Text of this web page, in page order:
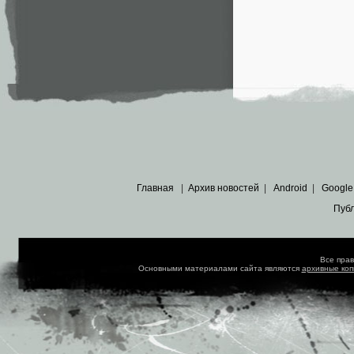
Главная Архив новостей Android Google
Все
Основными материалами сайта являются архивные